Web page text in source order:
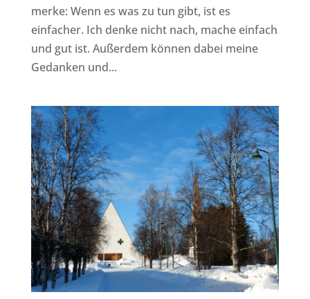
merke: Wenn es was zu tun gibt, ist es
einfacher. Ich denke nicht nach, mache einfach
und gut ist. Außerdem können dabei meine
Gedanken und...